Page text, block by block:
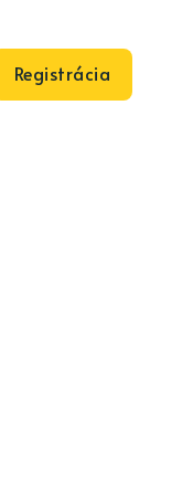
Registrácia